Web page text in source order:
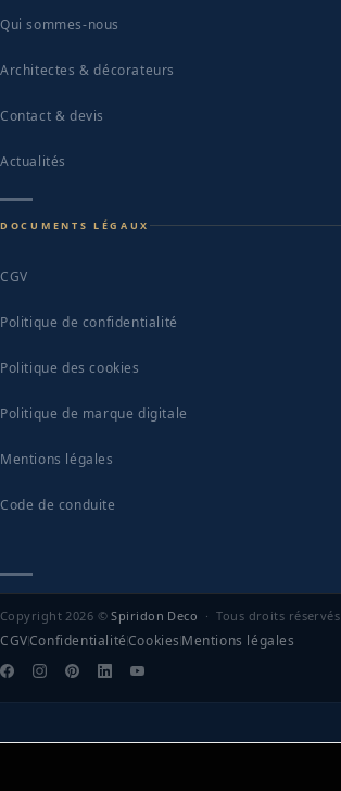
Qui sommes-nous
Architectes & décorateurs
Contact & devis
Actualités
DOCUMENTS LÉGAUX
CGV
Politique de confidentialité
Politique des cookies
Politique de marque digitale
Mentions légales
Code de conduite
Copyright 2026 ©Spiridon Deco · Tous droits réservés
CGVConfidentialitéCookiesMentions légales